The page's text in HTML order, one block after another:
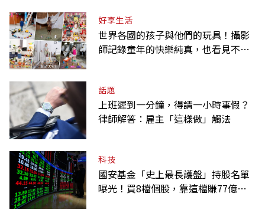
好享生活
世界各國的孩子與他們的玩具！攝影
師記錄童年的快樂純真，也看見不同
話題
上班遲到一分鐘，得請一小時事假？
律師解答：雇主「這樣做」觸法
科技
國安基金「史上最長護盤」持股名單
曝光！買8檔個股，靠這檔賺77億最